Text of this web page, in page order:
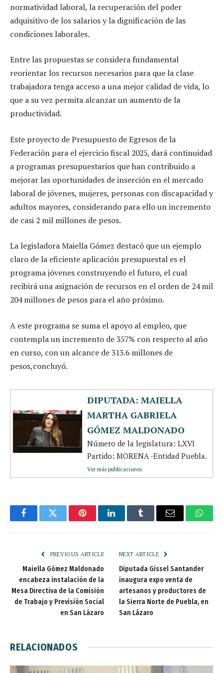
normatividad laboral, la recuperación del poder
adquisitivo de los salarios y la dignificación de las
condiciones laborales.
Entre las propuestas se considera fundamental
reorientar los recursos necesarios para que la clase
trabajadora tenga acceso a una mejor calidad de vida, lo
que a su vez permita alcanzar un aumento de la
productividad.
Este proyecto de Presupuesto de Egresos de la
Federación para el ejercicio fiscal 2025, dará continuidad
a programas presupuestarios que han contribuido a
mejorar las oportunidades de inserción en el mercado
laboral de jóvenes, mujeres, personas con discapacidad y
adultos mayores, considerando para ello un incremento
de casi 2 mil millones de pesos.
La legisladora Maiella Gómez destacó que un ejemplo
claro de la eficiente aplicación presupuestal es el
programa jóvenes construyendo el futuro, el cual
recibirá una asignación de recursos en el orden de 24 mil
204 millones de pesos para el año próximo.
A este programa se suma el apoyo al empleo, que
contempla un incremento de 357% con respecto al año
en curso, con un alcance de 313.6 millones de
pesos,concluyó.
DIPUTADA: MAIELLA
MARTHA GABRIELA
GÓMEZ MALDONADO
Número de la legislatura: LXVI
Partido: MORENA -Entidad Puebla.
Ver más publicaciones
FacebookTwitter PinterestLinkedInTumblr Email
PREVIOUS ARTICLE
Maiella Gómez Maldonado
encabeza instalación de la
Mesa Directiva de la Comisión
de Trabajo y Previsión Social
en San Lázaro
NEXT ARTICLE
Diputada Gissel Santander
inaugura expo venta de
artesanos y productores de
la Sierra Norte de Puebla, en
San Lázaro
RELACIONADOS